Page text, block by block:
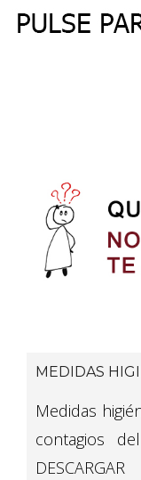
MEDIDAS
Medidas
contagios
DESCARGAR